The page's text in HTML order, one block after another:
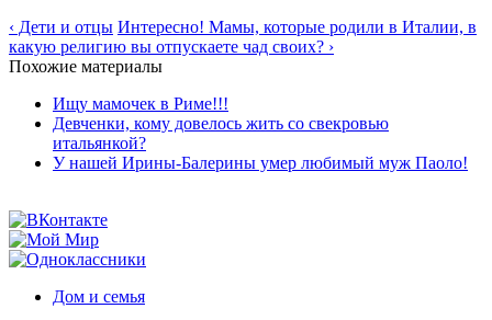
‹ Дети и отцы Интересно! Мамы, которые родили в Италии, в
какую религию вы отпускаете чад своих? ›
Похожие материалы
Ищу мамочек в Риме!!!
Девченки, кому довелось жить со свекровью
итальянкой?
У нашей Ирины-Балерины умер любимый муж Паоло!
Дом и семья